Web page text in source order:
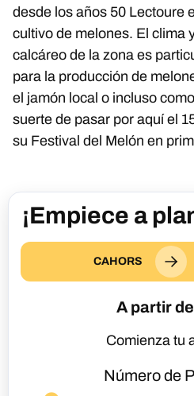
desde los años 50 Lectoure
cultivo de melones. El clima
calcáreo de la zona es
para la producción de
el jamón local o incluso
suerte de pasar por aquí el
su Festival del Melón en
¡Empiece a
CAHORS
A partir
Comienza tu
Número de